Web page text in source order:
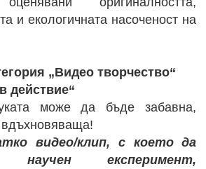
и екологичната насоченост на
„Видео творчество“
действие“
може да бъде забавна,
видео/клип, с което да
научен експеримент,